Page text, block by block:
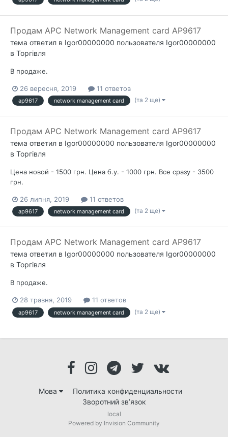
Продам APC Network Management card AP9617
тема ответил в Igor00000000 пользователя Igor00000000
в Торгівля
В продаже.
26 вересня, 2019 11 ответов
ap9617 network management card (та 2 ще)
Продам APC Network Management card AP9617
тема ответил в Igor00000000 пользователя Igor00000000
в Торгівля
Цена новой - 1500 грн. Цена б.у. - 1000 грн. Все сразу - 3500
грн.
26 липня, 2019 11 ответов
ap9617 network management card (та 2 ще)
Продам APC Network Management card AP9617
тема ответил в Igor00000000 пользователя Igor00000000
в Торгівля
В продаже.
28 травня, 2019 11 ответов
ap9617 network management card (та 2 ще)
Мова
Политика конфиденциальности
Зворотний зв’язок
local
Powered by Invision Community